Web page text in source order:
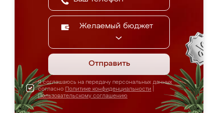
Желаемый бюджет
Отправить
Я соглашаюсь на передачу персональных данных
согласно Политике конфиденциальности
Пользовательскому соглашению